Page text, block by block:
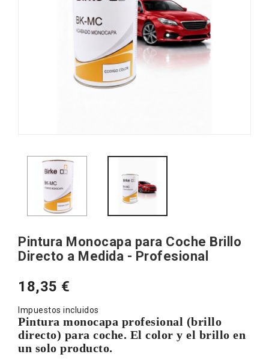
Pintura Monocapa para Coche Brillo
Directo a Medida - Profesional
18,35 €
Impuestos incluidos
Pintura monocapa profesional (brillo
directo) para coche. El color y el brillo en
un solo producto.